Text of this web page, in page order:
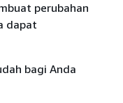
perubahan
dapat
bagi Anda